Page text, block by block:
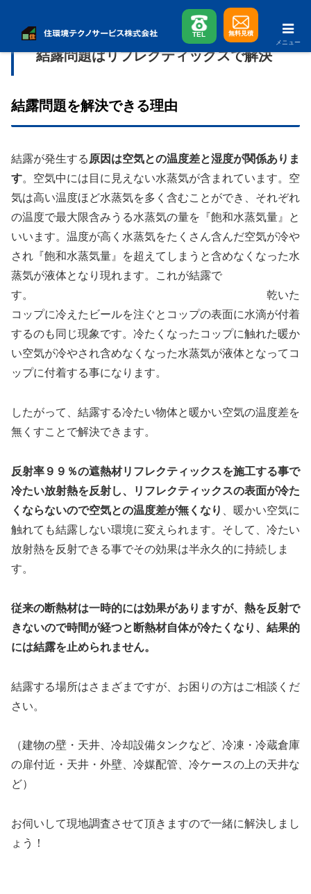
結露問題はリフレクティックスで解決
結露問題を解決できる理由
結露が発生する 原因は空気との温度差と湿度が関係ありま
す。空気中には目に見えない水蒸気が含まれています。空
気は高い温度ほど水蒸気を多く含むことができ、それぞれ
の温度で最大限含みうる水蒸気の量を『飽和水蒸気量』と
いいます。温度が高く水蒸気をたくさん含んだ空気が冷や
され『飽和水蒸気量』を超えてしまうと含めなくなった水
蒸気が液体となり現れます。これが結露で
す。 乾いた
コップに冷えたビールを注ぐとコップの表面に水滴が付着
するのも同じ現象です。冷たくなったコップに触れた暖か
い空気が冷やされ含めなくなった水蒸気が液体となってコ
ップに付着する事になります。
したがって、結露する冷たい物体と暖かい空気の温度差を
無くすことで解決できます。
反射率９９％の遮熱材リフレクティックスを施工する事で
冷たい放射熱を反射し、リフレクティックスの表面が冷た
くならないので空気との温度差が無くなり
、暖かい空気に
触れても結露しない環境に変えられます。そして、冷たい
放射熱を反射できる事でその効果は半永久的に持続しま
す。
従来の断熱材は一時的には効果がありますが、熱を反射で
きないので時間が経つと断熱材自体が冷たくなり、結果的
には結露を止められません。
結露する場所はさまざまですが、お困りの方はご相談くだ
さい。
（建物の壁・天井、冷却設備タンクなど、冷凍・冷蔵倉庫
の扉付近・天井・外壁、冷媒配管、冷ケースの上の天井な
ど）
お伺いして現地調査させて頂きますので一緒に解決しまし
ょう！
TEL
無料見積
メニュー